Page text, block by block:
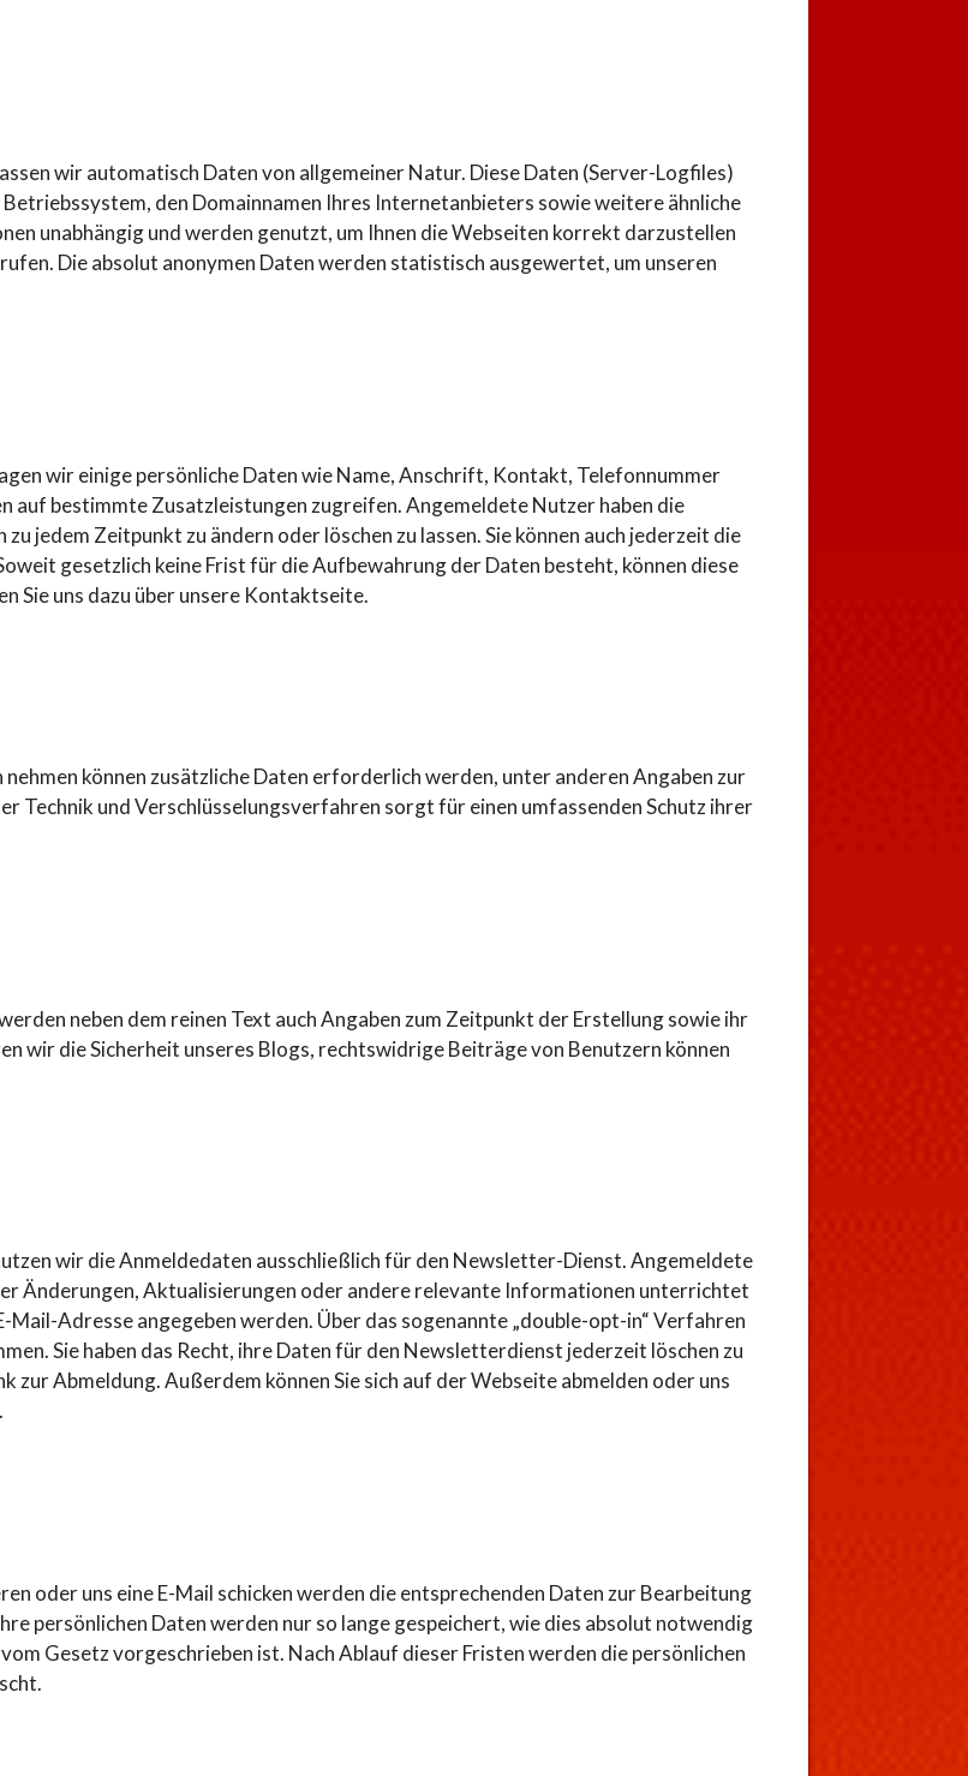
wir automatisch Daten von allgemeiner Natur. Diese Daten (Server-Logfiles)
den Domainnamen Ihres Internetanbieters sowie weitere ähnliche
unabhängig und werden genutzt, um Ihnen die Webseiten korrekt darzustellen
Die absolut anonymen Daten werden statistisch ausgewertet, um unseren
wir einige persönliche Daten wie Name, Anschrift, Kontakt, Telefonnummer
auf bestimmte Zusatzleistungen zugreifen. Angemeldete Nutzer haben die
jedem Zeitpunkt zu ändern oder löschen zu lassen. Sie können auch jederzeit die
gesetzlich keine Frist für die Aufbewahrung der Daten besteht, können diese
Sie uns dazu über unsere Kontaktseite.
können zusätzliche Daten erforderlich werden, unter anderen Angaben zur
Technik und Verschlüsselungsverfahren sorgt für einen umfassenden Schutz ihrer
neben dem reinen Text auch Angaben zum Zeitpunkt der Erstellung sowie ihr
wir die Sicherheit unseres Blogs, rechtswidrige Beiträge von Benutzern können
wir die Anmeldedaten ausschließlich für den Newsletter-Dienst. Angemeldete
Änderungen, Aktualisierungen oder andere relevante Informationen unterrichtet
Mail-Adresse angegeben werden. Über das sogenannte „double-opt-in“ Verfahren
Sie haben das Recht, ihre Daten für den Newsletterdienst jederzeit löschen zu
zur Abmeldung. Außerdem können Sie sich auf der Webseite abmelden oder uns
oder uns eine E-Mail schicken werden die entsprechenden Daten zur Bearbeitung
persönlichen Daten werden nur so lange gespeichert, wie dies absolut notwendig
Gesetz vorgeschrieben ist. Nach Ablauf dieser Fristen werden die persönlichen